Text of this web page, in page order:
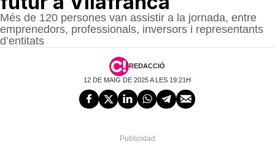
Més de 120 persones van assistir a la jornada, entre
emprenedors, professionals, inversors i representants
d’entitats
REDACCIÓ
12 DE MAIG DE 2025 A LES 19:21H